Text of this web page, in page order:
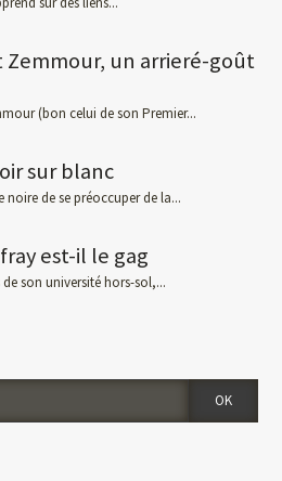
Zemmour, un arrieré-goût
(bon celui de son Premier...
sur blanc
de se préoccuper de la...
est-il le gag
son université hors-sol,...